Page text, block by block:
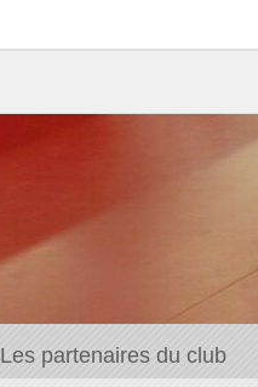
Les partenaires du club